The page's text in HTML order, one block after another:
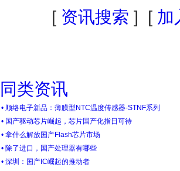
[ 资讯搜索 ] [ 加
同类资讯
• 顺络电子新品：薄膜型NTC温度传感器-STNF系列
• 国产驱动芯片崛起，芯片国产化指日可待
• 拿什么解放国产Flash芯片市场
• 除了进口，国产处理器有哪些
• 深圳：国产IC崛起的推动者